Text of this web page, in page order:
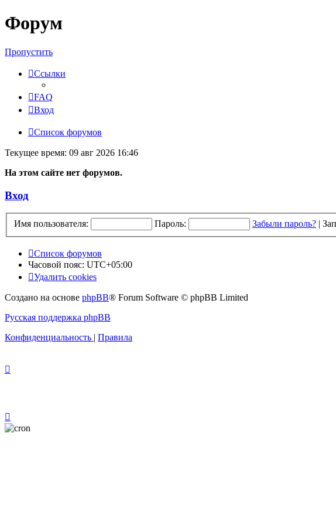
Форум
Пропустить
Ссылки
FAQ
Вход
Список форумов
Текущее время: 09 авг 2026 16:46
На этом сайте нет форумов.
Вход
Имя пользователя: Пароль: Забыли пароль? |
Список форумов
Часовой пояс: UTC+05:00
Удалить cookies
Создано на основе phpBB® Forum Software © phpBB Limited
Русская поддержка phpBB
Конфиденциальность | Правила